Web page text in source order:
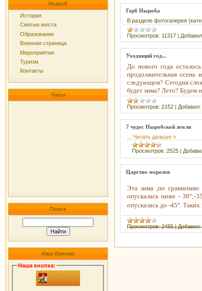
Ныроб
История
Святые места
Образование
Военная страница
Мероприятия
Туризм
Контакты
Часы
Поиск
Наш баннер
Наша кнопка:
Герб Ныроба
В разделе фотогалерея
Просмотров: 11317 |
Уходящий год...
До нового года
продолжительная осень
следующем? Сегодня
будет зима? Лето? Будем
Просмотров: 2152 | Добавил:
7 чудес Ныробской земли
Читать дальше »
Просмотров: 2525 |
Царство морозов
Эта зима ,по сравнению
опускалась ниже -
опускалась до -
Просмотров: 2455 |Добавил: